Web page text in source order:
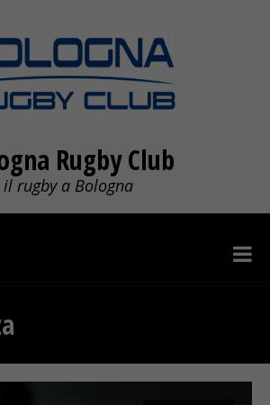
Rugby Club
il rugby a Bologna